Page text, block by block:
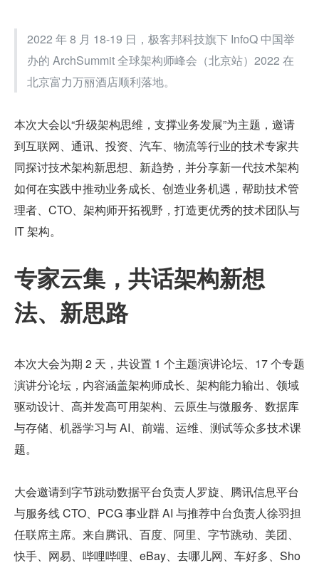
2022 年 8 月 18-19 日，极客邦科技旗下 InfoQ 中国举
办的 ArchSummit 全球架构师峰会（北京站）2022 在
北京富力万丽酒店顺利落地。
本次大会以“升级架构思维，支撑业务发展”为主题，邀请
到互联网、通讯、投资、汽车、物流等行业的技术专家共
同探讨技术架构新思想、新趋势，并分享新一代技术架构
如何在实践中推动业务成长、创造业务机遇，帮助技术管
理者、CTO、架构师开拓视野，打造更优秀的技术团队与
IT 架构。
专家云集，共话架构新想
法、新思路
本次大会为期 2 天，共设置 1 个主题演讲论坛、17 个专题
演讲分论坛，内容涵盖架构师成长、架构能力输出、领域
驱动设计、高并发高可用架构、云原生与微服务、数据库
与存储、机器学习与 AI、前端、运维、测试等众多技术课
题。
大会邀请到字节跳动数据平台负责人罗旋、腾讯信息平台
与服务线 CTO、PCG 事业群 AI 与推荐中台负责人徐羽担
任联席主席。来自腾讯、百度、阿里、字节跳动、美团、
快手、网易、哔哩哔哩、eBay、去哪儿网、车好多、Sho